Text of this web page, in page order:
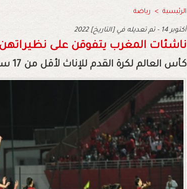
الرئيسية > رياضة
2022 أكتوبر 14 - تم تعديله في [التاريخ]
ناشئات المغرب يتفوقن على نظيراتهن
كأس العالم لكرة القدم للإناث لأقل من 17 سنة - الهند 2022 (الجولة الثانية)..